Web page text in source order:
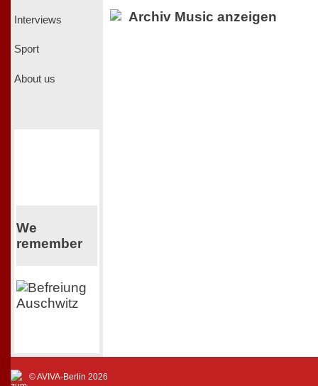
Interviews
Sport
About us
We
remember
Archiv Music anzeigen
© AVIVA-Berlin 2026